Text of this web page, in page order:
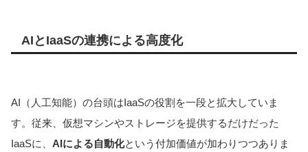
AIとIaaSの連携による高度化
AI（人工知能）の台頭はIaaSの役割を一段と拡大していま
す。従来、仮想マシンやストレージを提供するだけだった
IaaSに、 AIによる自動化という付加価値が加わりつつありま